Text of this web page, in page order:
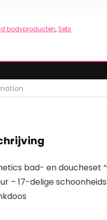
bodyproducten, Sets
bad- en doucheset
– 17-delige